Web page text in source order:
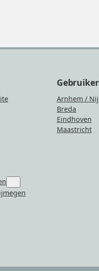
for
“Gebruikersgroepen”
Arnhem /
Breda
Eindhoven
Maastricht